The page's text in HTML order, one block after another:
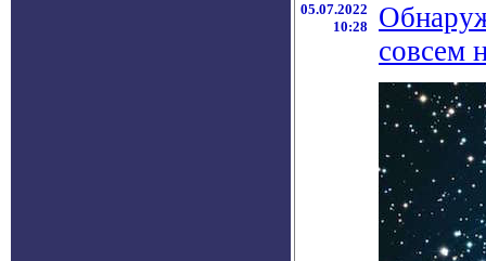
05.07.2022
10:28
совсем